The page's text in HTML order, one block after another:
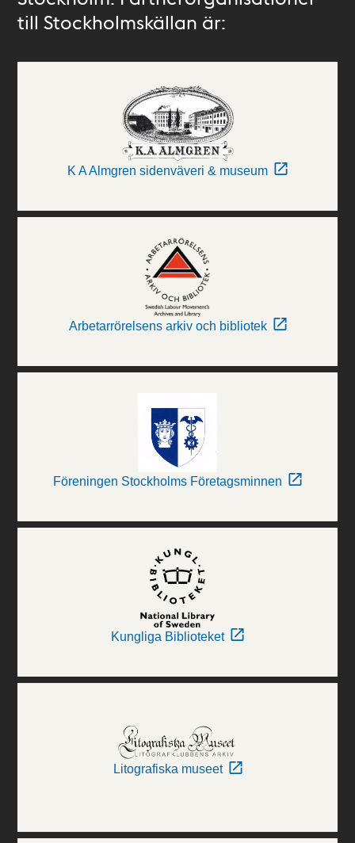
till Stockholmskällan är:
K A Almgren sidenväveri & museum
Arbetarrörelsens arkiv och bibliotek
Föreningen Stockholms Företagsminnen
Kungliga Biblioteket
Litografiska museet